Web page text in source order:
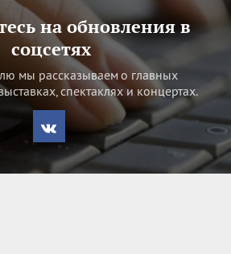
на обновления в
соцсетях
мы рассказываем о главных
спектаклях и концертах.